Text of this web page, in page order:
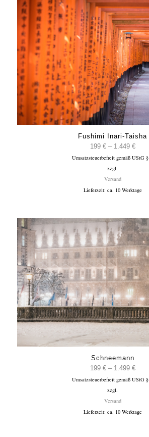
Fushimi Inari-Taisha
199 € – 1.449 €
199
Umsatzsteuerbefreit gemäß UStG
zzgl.
Versand
Lieferzeit: ca. 10 Werktage
Schneemann
199 € – 1.499 €
199
Umsatzsteuerbefreit gemäß UStG
zzgl.
Versand
Lieferzeit: ca. 10 Werktage